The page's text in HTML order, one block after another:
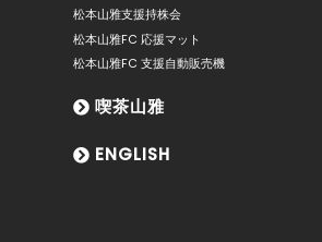
松本山雅支援持株会
松本山雅FC 応援マット
松本山雅FC 支援自動販売機
喫茶山雅
ENGLISH